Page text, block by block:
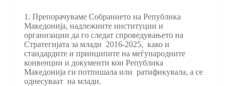
1. Препорачуваме Собранието на Република
Македонија, надлежните институции и
организации да го следат спроведувањето на
Стратегијата за млади 2016-2025, како и
стандардите и принципите на меѓународните
конвенции и документи кои Република
Македонија ги потпишала или ратификувала, а се
однесуваат на млади.